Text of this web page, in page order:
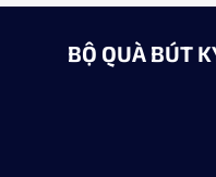
BỘ QUÀ BÚT